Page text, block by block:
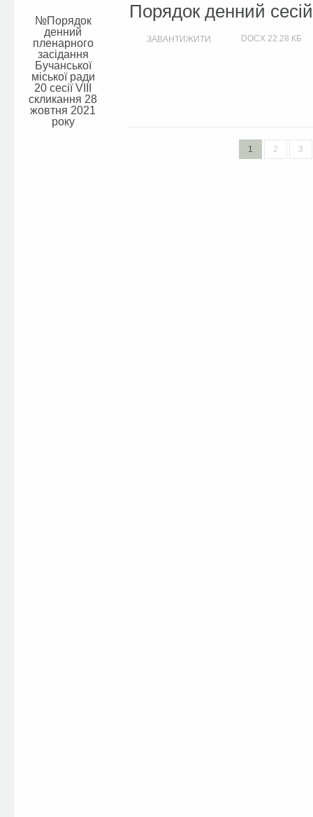
Порядок
денний
пленарного
засідання
Бучанської
міської ради
20 сесії VIIІ
скликання 28
жовтня 2021
року
Порядок денний
ЗАВАНТИЖИТИ DOCX 22.28 КБ
1 2 3